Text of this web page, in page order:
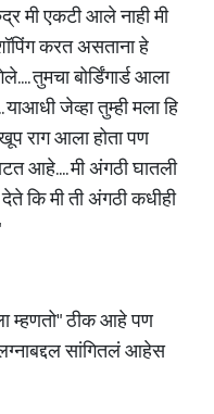
मी एकटी आले नाही मी
करत असताना हे
तुमचा बोर्डिंगार्ड आला
जेव्हा तुम्ही मला हि
राग आला होता पण
आहे.... मी अंगठी घातली
कि मी ती अंगठी कधीही
म्हणतो" ठीक आहे पण
सांगितलं आहेस